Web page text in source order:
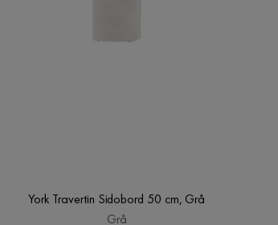
York Travertin Sidobord 50 cm, Grå
Grå